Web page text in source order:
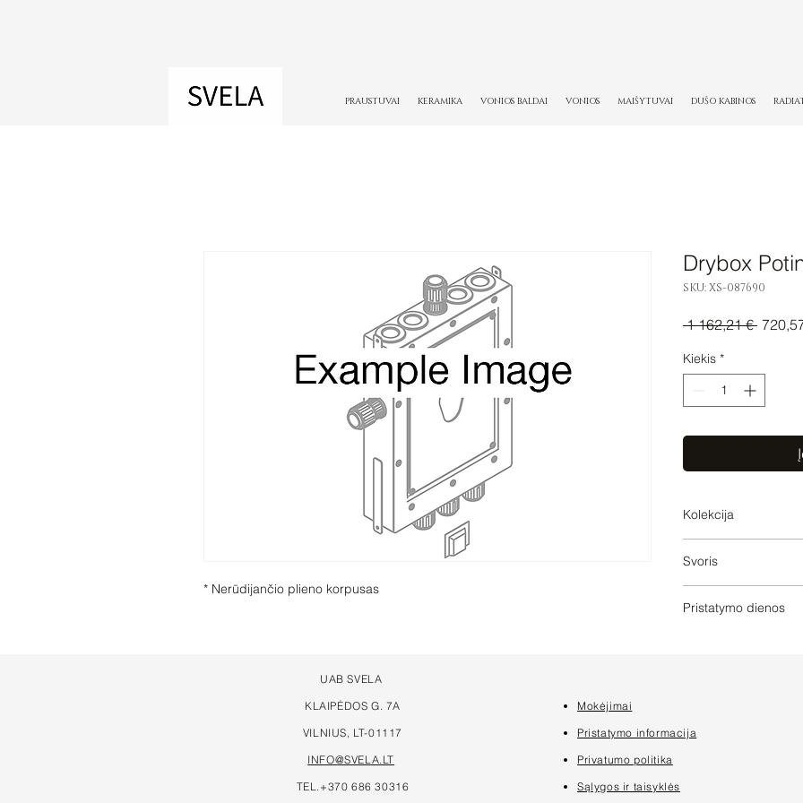
PRAUSTUVAI KERAMIKA VONIOS BALDAI VONIOS MAIŠYTUVAI DUŠO KABINOS
* Nerūdijančio plieno korpusas
Drybox
SKU: XS-087690
1 162,21 €
Kiekis *
Kolekcija
Svoris
Pristatymo dienos
UAB SVELA
KLAIPĖDOS G. 7A
VILNIUS, LT-01117
INFO@SVELA.LT
TEL.+370 686 30316
Mokėjimai
Pristatymo informacija
Privatumo politika
Sąlygos ir taisyklės